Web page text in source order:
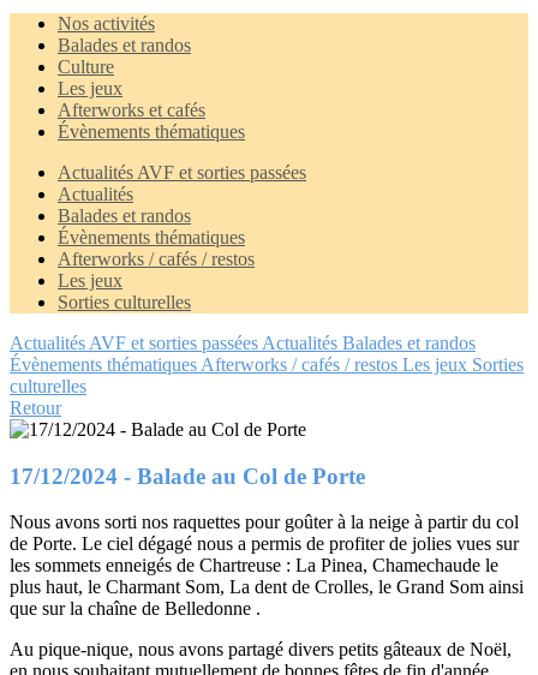
Nos activités
Balades et randos
Culture
Les jeux
Afterworks et cafés
Évènements thématiques
Actualités AVF et sorties passées
Actualités
Balades et randos
Évènements thématiques
Afterworks / cafés / restos
Les jeux
Sorties culturelles
Actualités AVF et sorties passées Actualités Balades et randos
Évènements thématiques Afterworks / cafés / restos Les jeux Sorties
culturelles
Retour
17/12/2024 - Balade au Col de Porte
Nous avons sorti nos raquettes pour goûter à la neige à partir du col
de Porte. Le ciel dégagé nous a permis de profiter de jolies vues sur
les sommets enneigés de Chartreuse : La Pinea, Chamechaude le
plus haut, le Charmant Som, La dent de Crolles, le Grand Som ainsi
que sur la chaîne de Belledonne .
Au pique-nique, nous avons partagé divers petits gâteaux de Noël,